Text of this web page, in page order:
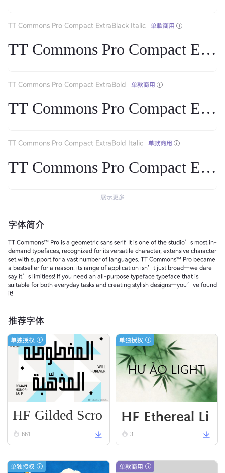
TT Commons Pro Compact ExtraBlack Italic 单款商用
TT Commons Pro Compact
TT Commons Pro Compact ExtraBold 单款商用
TT Commons Pro Compact
TT Commons Pro Compact ExtraBold Italic 单款商用
TT Commons Pro Compact
展示更多
字体简介
TT Commons™ Pro is a geometric sans serif. It is one of the studio’s most in-
demand typefaces, recognized for its versatile character, extensive character
set with support for a vast number of languages. TT Commons™ Pro became
a bestseller for a reason: its range of application isn’t just broad—we dare
say it’s limitless! If you need an all-purpose typeface typeface that is
suitable for both everyday tasks and creating stylish designs—you’ve found
it!
推荐字体
单独授权
HF Gilded Scro
ll661
单独授权
HF Ethereal Li
VN Black
3
单独授权 单款商用